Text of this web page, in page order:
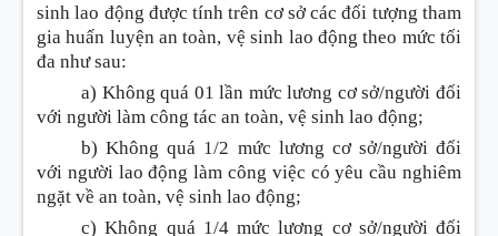
sinh lao động được tính trên cơ sở các đối tượng tham
gia huấn luyện an toàn, vệ sinh lao động theo mức tối
đa như sau:
a) Không quá 01 lần mứclương cơ sở/người đối
với người làm công tác an toàn, vệ sinh lao động;
b) Không quá 1/2 mức lương cơ sở/người đối
với người lao động làm công việc có yêu cầu nghiêm
ngặt về an toàn, vệ sinh lao động;
c) Không quá 1/4 mức lương cơ sở/người đối